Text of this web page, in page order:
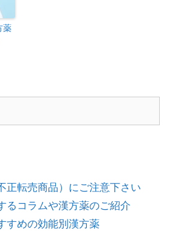
薬
正転売商品）にご注意下さい
るコラムや漢方薬のご紹介
すめの効能別漢方薬